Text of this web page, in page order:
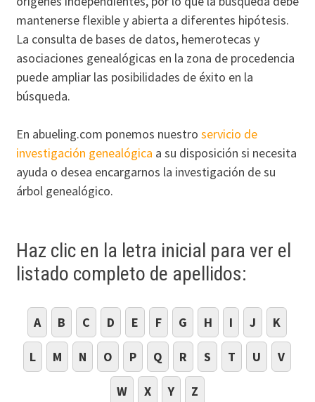
mantenerse flexible y abierta a diferentes hipótesis.
La consulta de bases de datos, hemerotecas y
asociaciones genealógicas en la zona de procedencia
puede ampliar las posibilidades de éxito en la
búsqueda.
En abueling.com ponemos nuestro servicio de
investigación genealógica a su disposición si necesita
ayuda o desea encargarnos la investigación de su
árbol genealógico.
Haz clic en la letra inicial para ver el
listado completo de apellidos:
A B C D E F G H I J K
L M N O P Q R S T U V
W X Y Z